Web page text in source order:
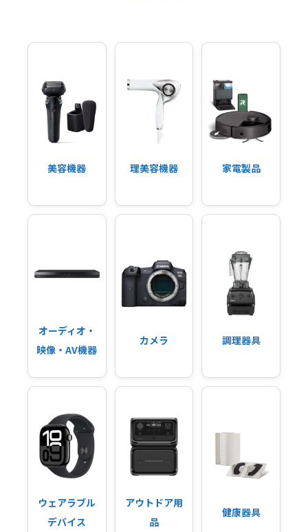
美容機器 理美容機器 家電製品
オーディオ・
映像・AV機器
カメラ 調理器具
ウェアラブル
デバイス
アウトドア用
品
健康器具